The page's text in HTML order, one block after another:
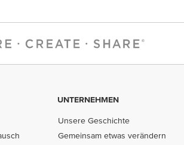
UNTERNEHMEN
Unsere Geschichte
Gemeinsam etwas verändern